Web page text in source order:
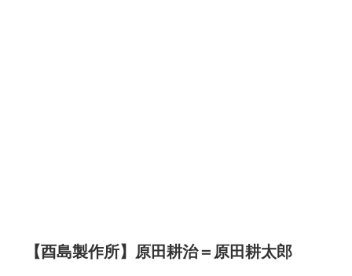
【酉島製作所】原田耕治＝原田耕太郎